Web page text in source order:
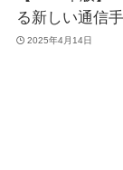
る新しい通信
2025年4月14日